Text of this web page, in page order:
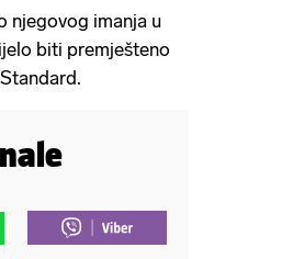
njegovog imanja u
biti premješteno